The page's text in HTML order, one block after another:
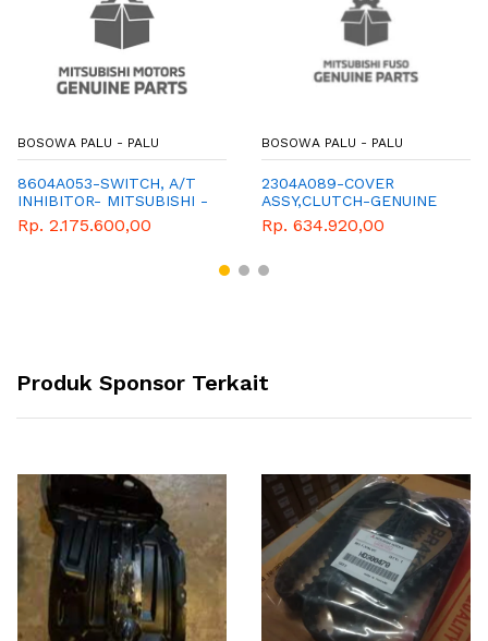
BOSOWA PALU - PALU
8604A053-SWITCH, A/T
INHIBITOR- MITSUBISHI -
GENUINE PARTS
Rp. 2.175.600,00
BOSOWA PALU - PALU
2304A089-COVER
ASSY,CLUTCH-GENUINE
PART
Rp. 634.920,00
Produk Sponsor Terkait